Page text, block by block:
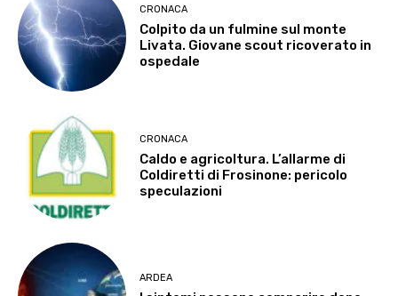
CRONACA
Colpito da un fulmine sul monte
Livata. Giovane scout ricoverato in
ospedale
CRONACA
Caldo e agricoltura. L’allarme di
Coldiretti di Frosinone: pericolo
speculazioni
ARDEA